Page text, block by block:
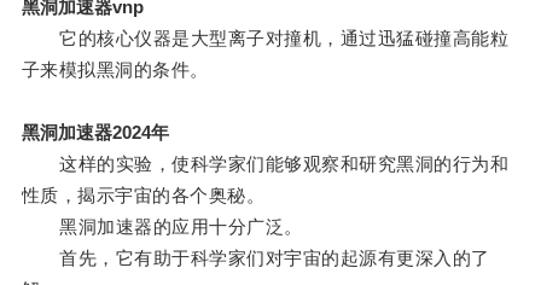
黑洞加速器vnp
它的核心仪器是大型离子对撞机，通过迅猛碰撞高能粒
子来模拟黑洞的条件。
黑洞加速器2024年
这样的实验，使科学家们能够观察和研究黑洞的行为和
性质，揭示宇宙的各个奥秘。
黑洞加速器的应用十分广泛。
首先，它有助于科学家们对宇宙的起源有更深入的了